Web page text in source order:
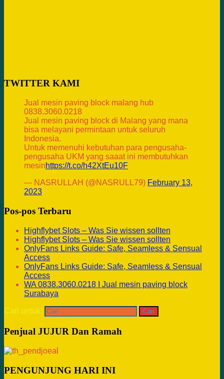
TWITTER KAMI
Jual mesin paving block malang hub
0838.3060.0218
Jual mesin paving block di Malang yang mana
bisa melayani permintaan untuk seluruh
Indonesia.
Untuk memenuhi kebutuhan para pengusaha-
pengusaha UKM yang saaat ini membutuhkan
mesinhttps://t.co/h42XtEu10F
— NASRULLAH (@NASRULL79) February 13,
2023
Pos-pos Terbaru
Highflybet Slots – Was Sie wissen sollten
Highflybet Slots – Was Sie wissen sollten
OnlyFans Links Guide: Safe, Seamless & Sensual
Access
OnlyFans Links Guide: Safe, Seamless & Sensual
Access
WA 0838.3060.0218 I Jual mesin paving block
Surabaya
Cari untuk:
Penjual JUJUR Dan Ramah
PENGUNJUNG HARI INI